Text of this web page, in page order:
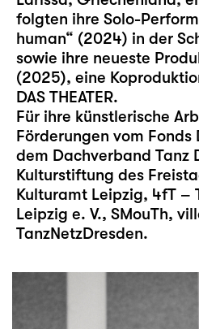
folgten ihre Solo-
human“ (2024) in der
sowie ihre neueste
(2025), eine
DAS THEATER.
Für ihre künstlerische
Förderungen vom
dem Dachverband Tanz
Kulturstiftung des
Kulturamt Leipzig, 4fT –
Leipzig e. V., SMouTh,
TanzNetzDresden.